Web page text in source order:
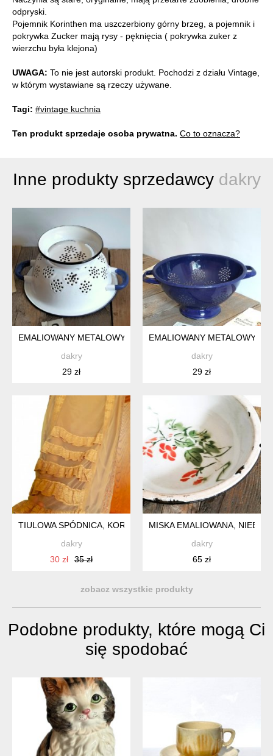
odpryski.
Pojemnik Korinthen ma uszczerbiony górny brzeg, a pojemnik i
pokrywka Zucker mają rysy - pęknięcia ( pokrywka zuker z
wierzchu była klejona)
UWAGA: To nie jest autorski produkt. Pochodzi z działu Vintage,
w którym wystawiane są rzeczy używane.
Tagi: #vintage kuchnia
Ten produkt sprzedaje osoba prywatna. Co to oznacza?
Inne produkty sprzedawcy dakry
EMALIOWANY METALOWY DURSZLAK BIAŁY VINTAGE
dakry
29 zł
EMALIOWANY METALOWY
dakry
29 zł
TIULOWA SPÓDNICA, KORONKA, HAFT, INDYJSKA
dakry
30 zł
35 zł
MISKA EMALIOWANA,
dakry
65 zł
zobacz wszystkie produkty
Podobne produkty, które mogą Ci
się spodobać